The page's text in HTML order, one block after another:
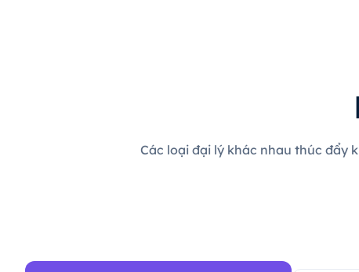
Các loại đại lý khác nhau thúc đẩy